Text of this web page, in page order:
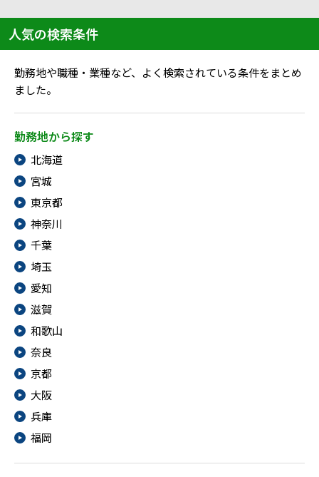
人気の検索条件
勤務地や職種・業種など、よく検索されている条件をまとめ
ました。
勤務地から探す
北海道
宮城
東京都
神奈川
千葉
埼玉
愛知
滋賀
和歌山
奈良
京都
大阪
兵庫
福岡